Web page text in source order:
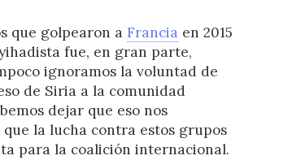
que golpearon a Francia en 2015
fue, en gran parte,
ignoramos la voluntad de
de Siria a la comunidad
dejar que eso nos
la lucha contra estos grupos
para la coalición internacional.